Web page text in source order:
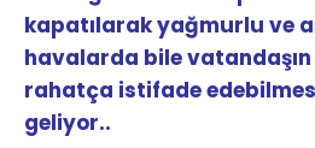
kapatılarak yağmurlu ve
havalarda bile
rahatça istifade
geliyor..